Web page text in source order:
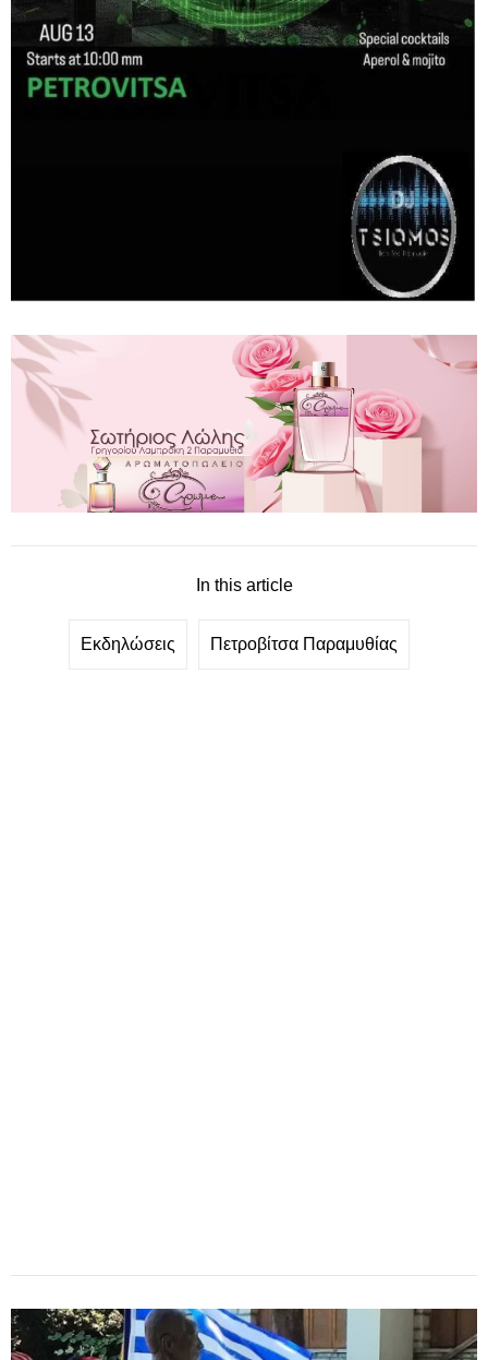
In this article
Εκδηλώσεις Πετροβίτσα Παραμυθίας